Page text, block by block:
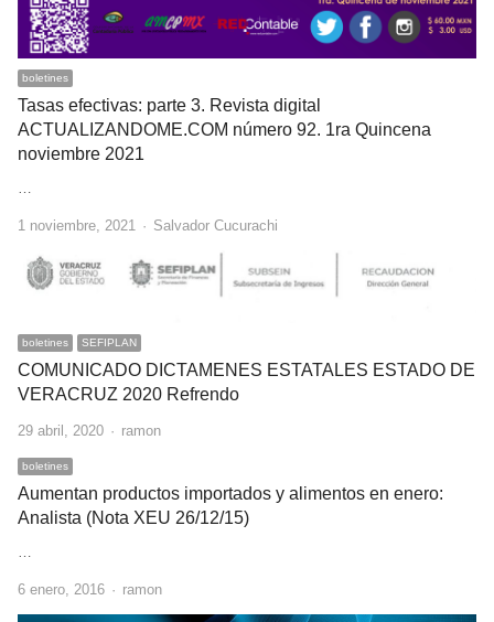
boletines
Tasas efectivas: parte 3. Revista digital
ACTUALIZANDOME.COM número 92. 1ra Quincena
noviembre 2021
1 noviembre, 2021 Author
Salvador Cucurachi
boletines SEFIPLAN
COMUNICADO DICTAMENES ESTATALES ESTADO DE
VERACRUZ 2020 Refrendo
29 abril, 2020 Author
ramon
boletines
Aumentan productos importados y alimentos en enero:
Analista (Nota XEU 26/12/15)
…
6 enero, 2016 Author
ramon